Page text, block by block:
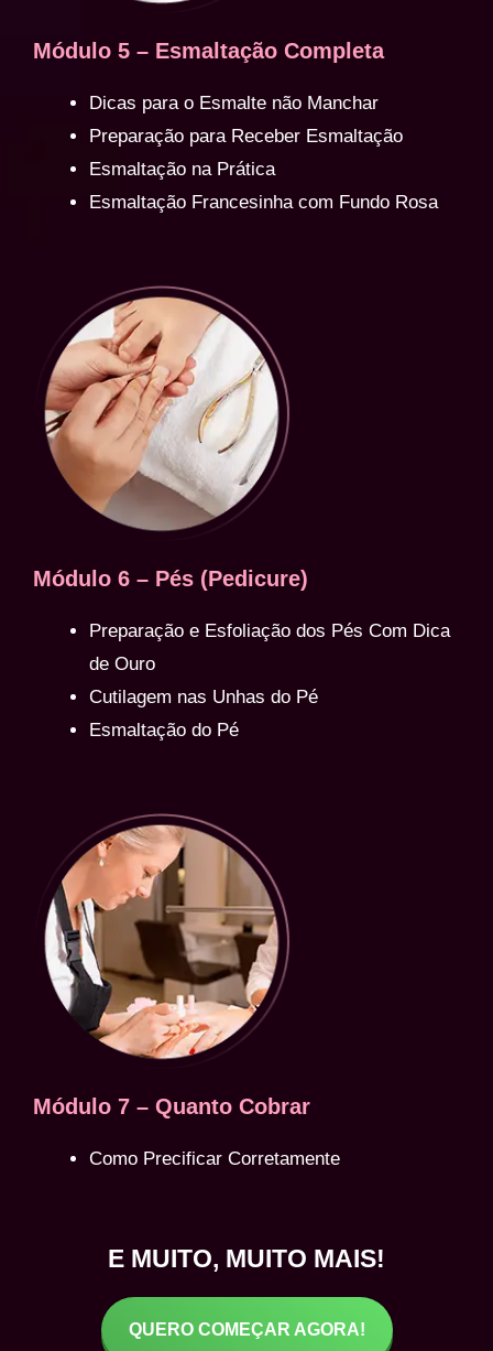
Módulo 5 – Esmaltação Completa
Dicas para o Esmalte não Manchar
Preparação para Receber Esmaltação
Esmaltação na Prática
Esmaltação Francesinha com Fundo Rosa
Módulo 6 – Pés (Pedicure)
Preparação e Esfoliação dos Pés Com Dica
de Ouro
Cutilagem nas Unhas do Pé
Esmaltação do Pé
Módulo 7 – Quanto Cobrar
Como Precificar Corretamente
E MUITO, MUITO MAIS!
QUERO COMEÇAR AGORA!